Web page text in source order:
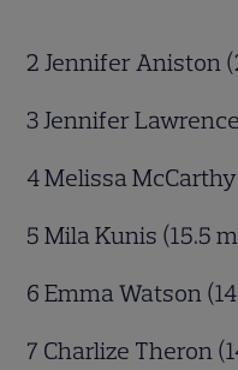
2 Jennifer Aniston
3 Jennifer
4 Melissa
5 Mila Kunis (15.5
6 Emma Watson
7 Charlize Theron